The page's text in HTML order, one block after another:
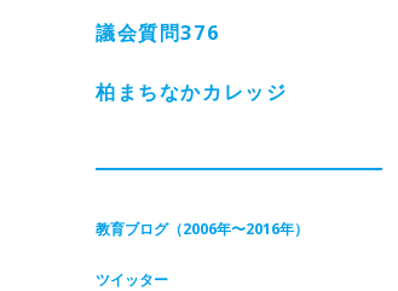
議会質問376
柏まちなかカレッジ
教育ブログ（2006年〜2016年）
ツイッター